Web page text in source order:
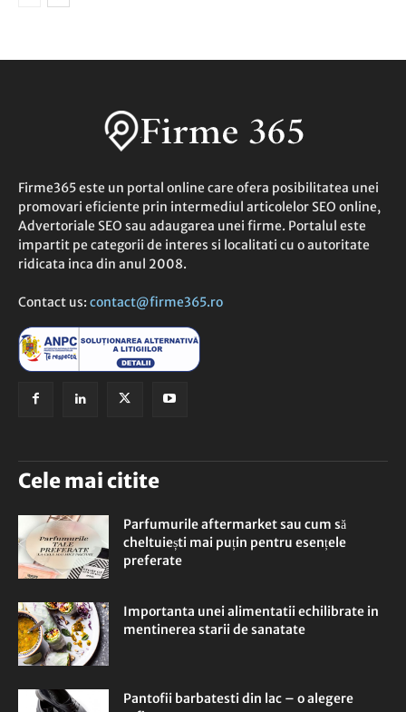
Firme365 este un portal online care ofera posibilitatea unei
promovari eficiente prin intermediul articolelor SEO online,
Advertoriale SEO sau adaugarea unei firme. Portalul este
impartit pe categorii de interes si localitati cu o autoritate
ridicata inca din anul 2008.
Contact us: contact@firme365.ro
Cele mai citite
Parfumurile aftermarket sau cum să
cheltuiești mai puțin pentru esențele
preferate
Importanta unei alimentatii echilibrate in
mentinerea starii de sanatate
Pantofii barbatesti din lac – o alegere